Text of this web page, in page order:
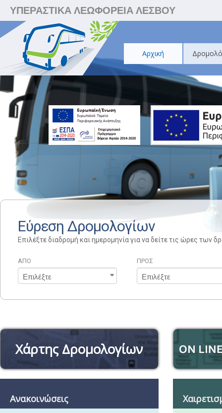
ΥΠΕΡΑΣΤΙΚΑ ΛΕΩΦΟΡΕΙΑ ΛΕΣΒΟΥ
Αρχική
Εύρεση Δρομολογίων
Επιλέξτε διαδρομή και ημερομηνία για να δείτε τις ώρες των
ΑΠΟ ΠΡΟΣ
Χάρτης Δρομολογίων
Ανακοινώσεις